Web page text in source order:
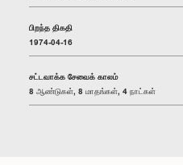
பிறந்த திகதி
1974-04-16
சட்டவாக்க சேவைக் காலம்
8 ஆண்டுகள், 8 மாதங்கள், 4 நாட்கள்